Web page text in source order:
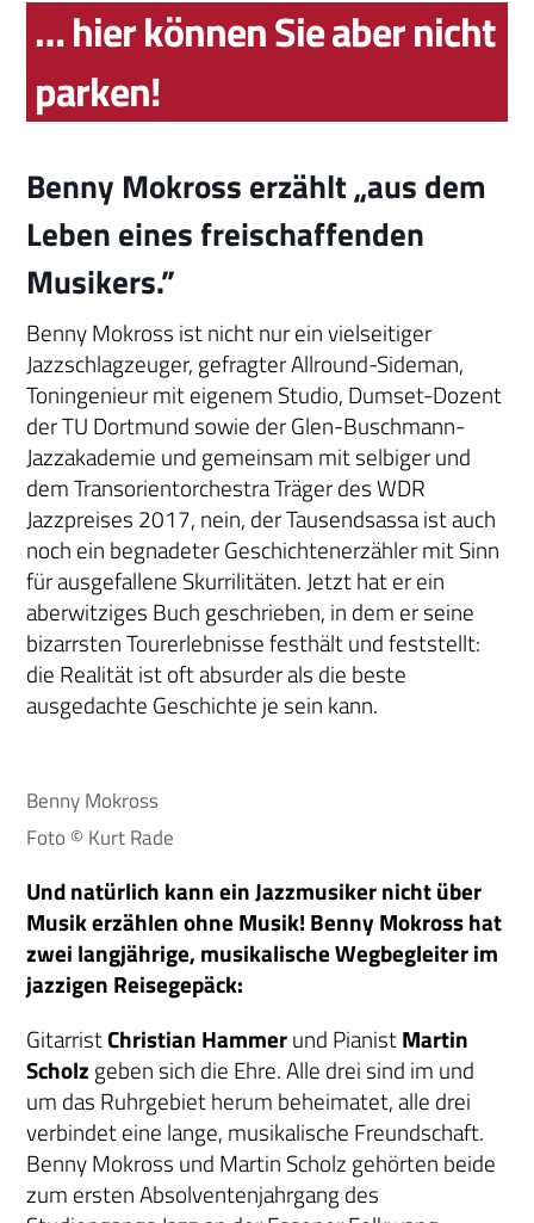
… hier können Sie aber nicht
parken!
Benny Mokross erzählt „aus dem
Leben eines freischaffenden
Musikers.”
Benny Mokross ist nicht nur ein vielseitiger
Jazzschlagzeuger, gefragter Allround-Sideman,
Toningenieur mit eigenem Studio, Dumset-Dozent
der TU Dortmund sowie der Glen-Buschmann-
Jazzakademie und gemeinsam mit selbiger und
dem Transorientorchestra Träger des WDR
Jazzpreises 2017, nein, der Tausendsassa ist auch
noch ein begnadeter Geschichtenerzähler mit Sinn
für ausgefallene Skurrilitäten. Jetzt hat er ein
aberwitziges Buch geschrieben, in dem er seine
bizarrsten Tourerlebnisse festhält und feststellt:
die Realität ist oft absurder als die beste
ausgedachte Geschichte je sein kann.
Benny Mokross
Foto © Kurt Rade
Und natürlich kann ein Jazzmusiker nicht über
Musik erzählen ohne Musik! Benny Mokross hat
zwei langjährige, musikalische Wegbegleiter im
jazzigen Reisegepäck:
GitarristChristian Hammerund PianistMartin
Scholz geben sich die Ehre. Alle drei sind im und
um das Ruhrgebiet herum beheimatet, alle drei
verbindet eine lange, musikalische Freundschaft.
Benny Mokross und Martin Scholz gehörten beide
zum ersten Absolventenjahrgang des